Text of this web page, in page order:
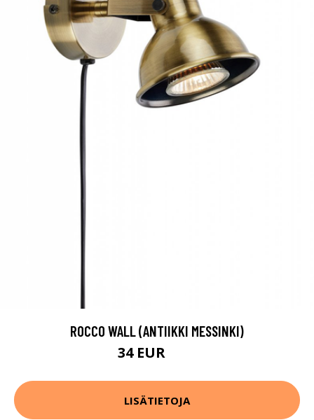
ROCCO WALL (ANTIIKKI MESSINKI)
34 EUR
LISÄTIETOJA